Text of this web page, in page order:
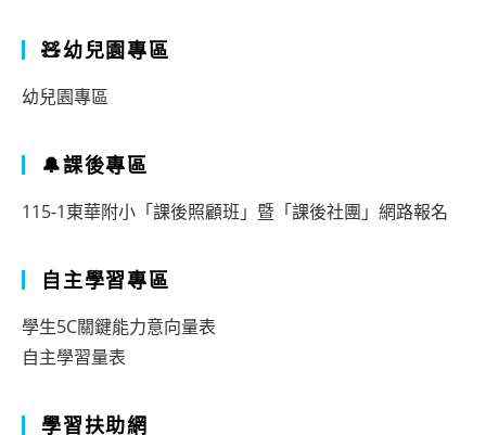
🧸幼兒園專區
幼兒園專區
🔔課後專區
115-1東華附小「課後照顧班」暨「課後社團」網路報名
自主學習專區
學生5C關鍵能力意向量表
自主學習量表
學習扶助網